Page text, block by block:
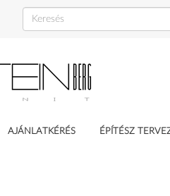
AJÁNLATKÉRÉS ÉPÍTÉSZ